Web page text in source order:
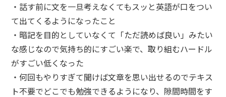
・話す前に文を一旦考えなくてもスッと英語が口をつい
て出てくるようになったこと
・暗記を目的としていなくて「ただ読めば良い」みたい
な感じなので気持ち的にすごい楽で、取り組むハードル
がすごい低くなった
・何回もやりすぎて聞けば文章を思い出せるのでテキス
ト不要でどこでも勉強できるようになり、隙間時間をす